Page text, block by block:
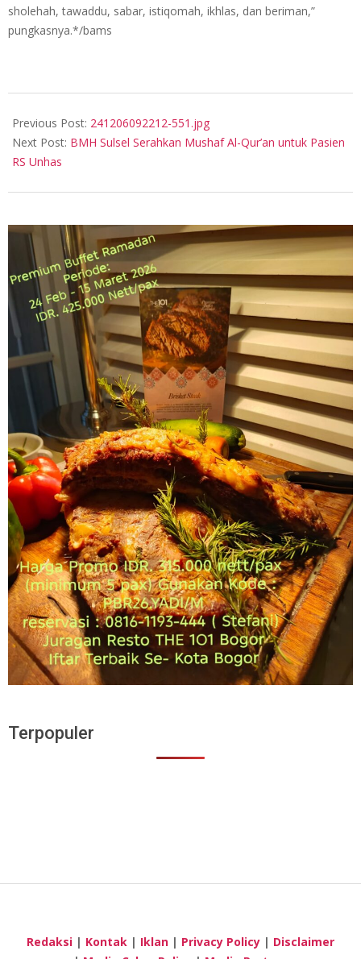
sholehah, tawaddu, sabar, istiqomah, ikhlas, dan beriman,”
pungkasnya.*/bams
12-
06
Previous Post: 241206092212-551.jpg
Next Post: BMH Sulsel Serahkan Mushaf Al-Qur’an untuk Pasien
RS Unhas
Terpopuler
Redaksi | Kontak | Iklan | Privacy Policy | Disclaimer